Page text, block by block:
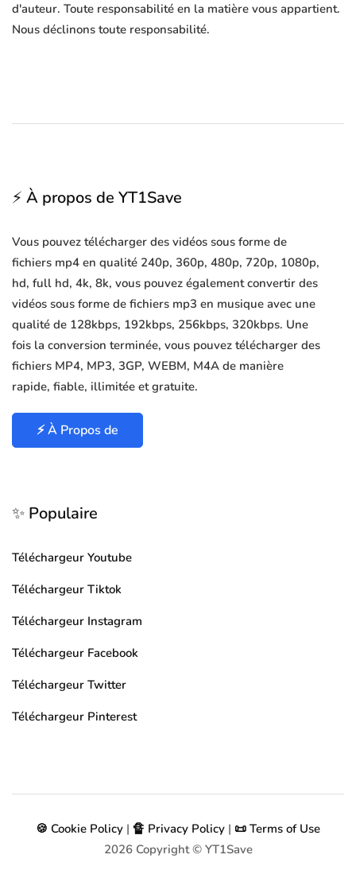
d'auteur. Toute responsabilité en la matière vous appartient.
Nous déclinons toute responsabilité.
⚡ À propos de YT1Save
Vous pouvez télécharger des vidéos sous forme de
fichiers mp4 en qualité 240p, 360p, 480p, 720p, 1080p,
hd, full hd, 4k, 8k, vous pouvez également convertir des
vidéos sous forme de fichiers mp3 en musique avec une
qualité de 128kbps, 192kbps, 256kbps, 320kbps. Une
fois la conversion terminée, vous pouvez télécharger des
fichiers MP4, MP3, 3GP, WEBM, M4A de manière
rapide, fiable, illimitée et gratuite.
⚡ À Propos de
✨ Populaire
Téléchargeur Youtube
Téléchargeur Tiktok
Téléchargeur Instagram
Téléchargeur Facebook
Téléchargeur Twitter
Téléchargeur Pinterest
🍪 Cookie Policy | 🔏 Privacy Policy | 📜 Terms of Use
2026Copyright © YT1Save